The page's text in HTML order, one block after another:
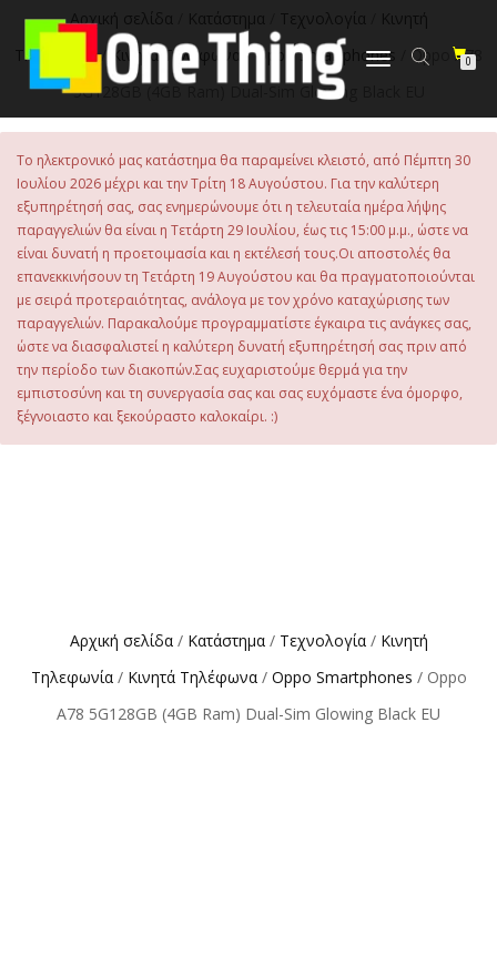
περιεχόμενο
Εναλλαγή
0
Αρχική σελίδα Κατάστημα Τεχνολογία
Κινητή
Τηλεφωνία/ Κινητά Τηλέφωνα /Oppo Smartphones
/ Oppo A78
5G128GB (4GB Ram) Dual-Sim Glowing Black EU
Το ηλεκτρονικό μας κατάστημα θα παραμείνει κλειστό, από Πέμπτη 30
Ιουλίου 2026 μέχρι και την Τρίτη 18 Αυγούστου. Για την καλύτερη
εξυπηρέτησή σας, σας ενημερώνουμε ότι η τελευταία ημέρα λήψης
παραγγελιών θα είναι η Τετάρτη 29 Ιουλίου, έως τις 15:00 μ.μ., ώστε να
είναι δυνατή η προετοιμασία και η εκτέλεσή τους.Οι αποστολές θα
επανεκκινήσουν τη Τετάρτη 19 Αυγούστου και θα πραγματοποιούνται
με σειρά προτεραιότητας, ανάλογα με τον χρόνο καταχώρισης των
παραγγελιών. Παρακαλούμε προγραμματίστε έγκαιρα τις ανάγκες σας,
ώστε να διασφαλιστεί η καλύτερη δυνατή εξυπηρέτησή σας πριν από
την περίοδο των διακοπών.Σας ευχαριστούμε θερμά για την
εμπιστοσύνη και τη συνεργασία σας και σας ευχόμαστε ένα όμορφο,
ξέγνοιαστο και ξεκούραστο καλοκαίρι. :)
Αρχική σελίδα/ Κατάστημα/ Τεχνολογία/ Κινητή
Τηλεφωνία/ Κινητά Τηλέφωνα/ Oppo Smartphones / Oppo
A78 5G128GB (4GB Ram) Dual-Sim Glowing Black EU